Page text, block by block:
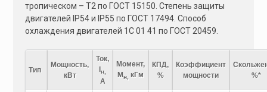
тропическом – Т2 по ГОСТ 15150. Степень защиты
двигателей IP54 и IP55 по ГОСТ 17494. Способ
охлаждения двигателей 1C 01 41 по ГОСТ 20459.
Тип
Мощность,
кВт
Ток,
Iн,
А
Момент,
Мн,кГм
КПД,
%
Коэффициент
мощности
%*